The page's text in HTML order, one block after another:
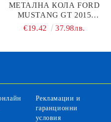
МЕТАЛНА КОЛА FORD
MUSTANG GT 2015
WELLY 1/24
€19.42 37.98лв.
Рекламации и
гаранционни
условия